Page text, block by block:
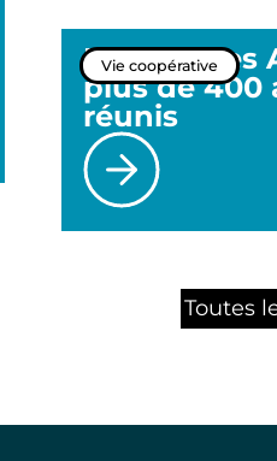
Vie coopérative
Rencontres
plus de 400
réunis
Toutes